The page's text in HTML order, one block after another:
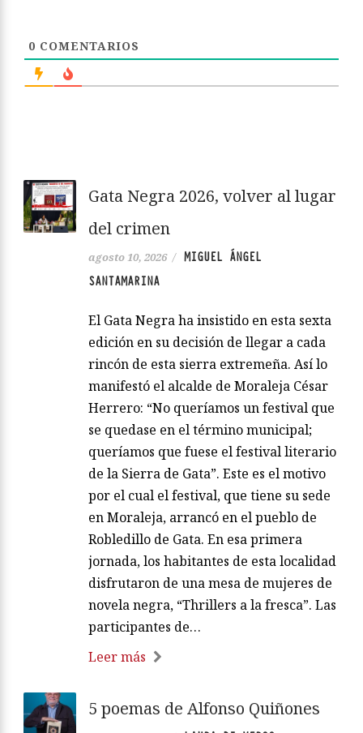
0 COMENTARIOS
Gata Negra 2026, volver al lugar
del crimen
agosto 10, 2026 / MIGUEL ÁNGEL
SANTAMARINA
El Gata Negra ha insistido en esta sexta
edición en su decisión de llegar a cada
rincón de esta sierra extremeña. Así lo
manifestó el alcalde de Moraleja César
Herrero: “No queríamos un festival que
se quedase en el término municipal;
queríamos que fuese el festival literario
de la Sierra de Gata”. Este es el motivo
por el cual el festival, que tiene su sede
en Moraleja, arrancó en el pueblo de
Robledillo de Gata. En esa primera
jornada, los habitantes de esta localidad
disfrutaron de una mesa de mujeres de
novela negra, “Thrillers a la fresca”. Las
participantes de…
Leer más
5 poemas de Alfonso Quiñones